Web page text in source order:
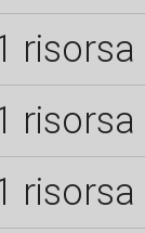
risorsa
risorsa
risorsa